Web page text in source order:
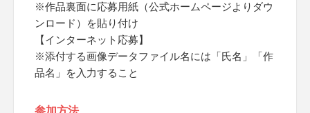
※作品裏面に応募用紙（公式ホームページよりダウ
ンロード）を貼り付け
【インターネット応募】
※添付する画像データファイル名には「氏名」「作
品名」を入力すること
参加方法